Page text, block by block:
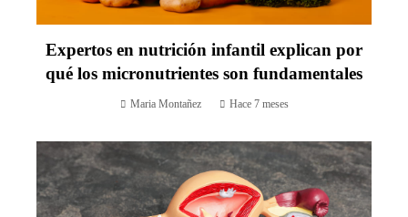
Expertos en nutrición infantil explican por
qué los micronutrientes son fundamentales
Maria Montañez Hace 7 meses